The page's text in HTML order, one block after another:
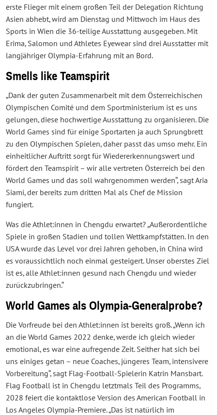
erste Flieger mit einem großen Teil der Delegation Richtung
Asien abhebt, wird am Dienstag und Mittwoch im Haus des
Sports in Wien die 36-teilige Ausstattung ausgegeben. Mit
Erima, Salomon und Athletes Eyewear sind drei Ausstatter mit
langjähriger Olympia-Erfahrung mit an Bord.
Smells like Teamspirit
„Dank der guten Zusammenarbeit mit dem Österreichischen
Olympischen Comité und dem Sportministerium ist es uns
gelungen, diese hochwertige Ausstattung zu organisieren. Die
World Games sind für einige Sportarten ja auch Sprungbrett
zu den Olympischen Spielen, daher passt das umso mehr. Ein
einheitlicher Auftritt sorgt für Wiedererkennungswert und
fördert den Teamspirit – wir alle vertreten Österreich bei den
World Games und das soll wahrgenommen werden“, sagt Aria
Siami, der bereits zum dritten Mal als Chef de Mission
fungiert.
Was die Athlet:innen in Chengdu erwartet? „Außerordentliche
Spiele in großen Stadien und tollen Wettkampfstätten. In den
USA wurde das Level vor drei Jahren gehoben, in China wird
es voraussichtlich noch einmal gesteigert. Unser oberstes Ziel
ist es, alle Athlet:innen gesund nach Chengdu und wieder
zurückzubringen.“
World Games als Olympia-Generalprobe?
Die Vorfreude bei den Athlet:innen ist bereits groß. „Wenn ich
an die World Games 2022 denke, werde ich gleich wieder
emotional, es war eine aufregende Zeit. Seither hat sich bei
uns einiges getan – neue Coaches, jüngeres Team, intensivere
Vorbereitung“, sagt Flag-Football-Spielerin Katrin Mansbart.
Flag Football ist in Chengdu letztmals Teil des Programms,
2028 feiert die kontaktlose Version des American Football in
Los Angeles Olympia-Premiere. „Das ist natürlich im